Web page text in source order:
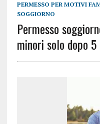
PERMESSO PER MOTIVI
SOGGIORNO
Permesso
minori solo dopo 5